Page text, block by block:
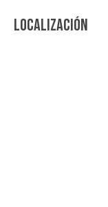
LOCALIZACIÓN